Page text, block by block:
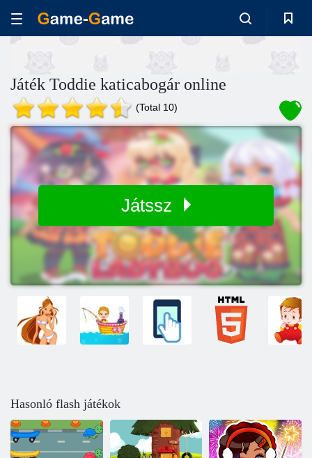
Játék Toddie katicabogár online
(Total 10)
Játssz
Hasonló flash játékok